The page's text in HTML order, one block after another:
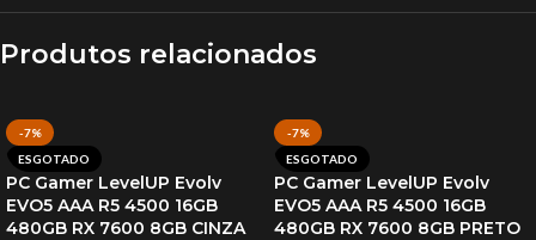
Produtos relacionados
-7%
ESGOTADO
PC Gamer LevelUP Evolv
EVO5 AAA R5 4500 16GB
480GB RX 7600 8GB CINZA
-7%
ESGOTADO
PC Gamer LevelUP Evolv
EVO5 AAA R5 4500 16GB
480GB RX 7600 8GB PRETO